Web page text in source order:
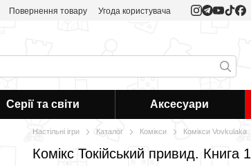
Повернення товару
Угода користувача
Серії та світи Аксесуари
Настільні ігри Каталог Комікси Комікси Vovkulaka
Комікс Токійський привид. Книга